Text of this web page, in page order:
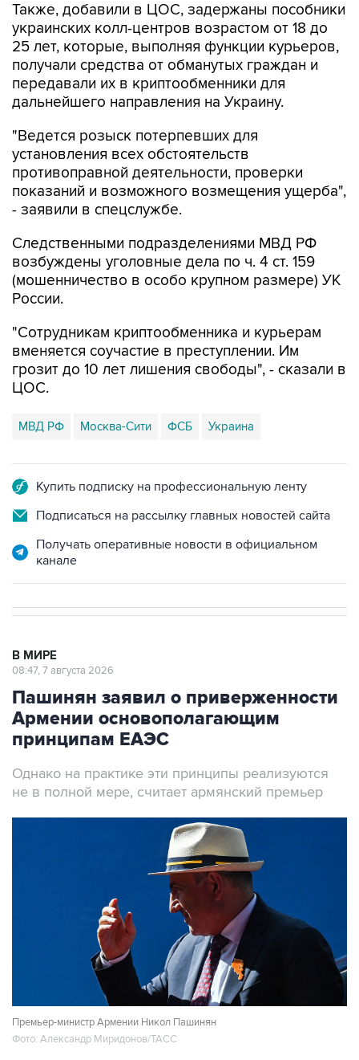
Также, добавили в ЦОС, задержаны пособники
украинских колл-центров возрастом от 18 до
25 лет, которые, выполняя функции курьеров,
получали средства от обманутых граждан и
передавали их в криптообменники для
дальнейшего направления на Украину.
"Ведется розыск потерпевших для
установления всех обстоятельств
противоправной деятельности, проверки
показаний и возможного возмещения ущерба",
- заявили в спецслужбе.
Следственными подразделениями МВД РФ
возбуждены уголовные дела по ч. 4 ст. 159
(мошенничество в особо крупном размере) УК
России.
"Сотрудникам криптообменника и курьерам
вменяется соучастие в преступлении. Им
грозит до 10 лет лишения свободы", - сказали в
ЦОС.
МВД РФ Москва-Сити ФСБ Украина
Купить подписку на профессиональную ленту
Подписаться на рассылку главных новостей сайта
Получать оперативные новости в официальном
канале
В МИРЕ
08:47, 7 августа 2026
Пашинян заявил о приверженности
Армении основополагающим
принципам ЕАЭС
Однако на практике эти принципы реализуются
не в полной мере, считает армянский премьер
Премьер-министр Армении Никол Пашинян
Фото: Александр Миридонов/ТАСС